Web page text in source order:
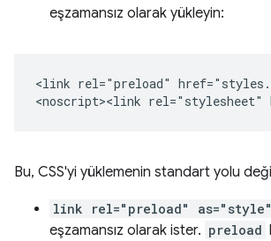
eşzamansız olarak yükleyin:
<link rel="preload"
Bu, CSS'yi yüklemenin standart yolu
link rel="preload" as="style"
eşzamansız olarak ister. preload